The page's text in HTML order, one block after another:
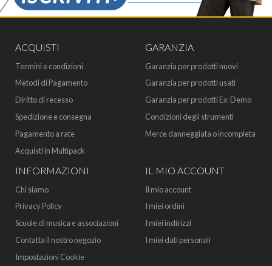
ACQUISTI
Termini e condizioni
Metodi di Pagamento
Diritto di recesso
Spedizione e consegna
Pagamento a rate
Acquisti in Multipack
GARANZIA
Garanzia per prodotti nuovi
Garanzia per prodotti usati
Garanzia per prodotti Ex-Demo
Condizioni degli strumenti
Merce danneggiata o incompleta
INFORMAZIONI
Chi siamo
Privacy Policy
Scuole di musica e associazioni
Contatta il nostro negozio
Impostazioni Cookie
IL MIO ACCOUNT
Il mio account
I miei ordini
I miei indirizzi
I miei dati personali